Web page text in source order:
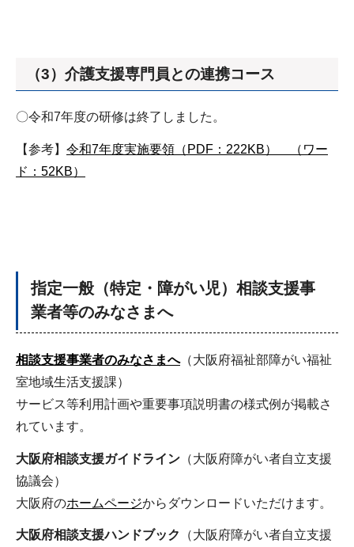
（3）介護支援専門員との連携コース
〇令和7年度の研修は終了しました。
【参考】 令和7年度実施要領（PDF：222KB）
（ワー
ド：52KB）
指定一般（特定・障がい児）相談支援事
業者等のみなさまへ
相談支援事業者のみなさまへ（大阪府福祉部障がい福祉
室地域生活支援課）
サービス等利用計画や重要事項説明書の様式例が掲載さ
れています。
大阪府相談支援ガイドライン （大阪府障がい者自立支援
協議会）
大阪府のホームページからダウンロードいただけます。
大阪府相談支援ハンドブック
（大阪府障がい者自立支援